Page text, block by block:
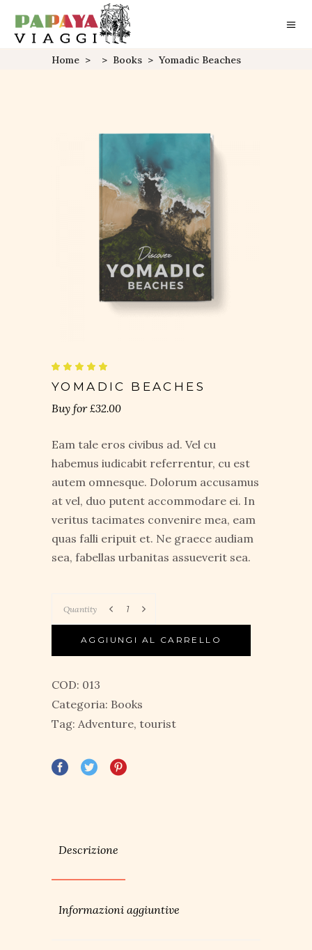
Home > > Books > Yomadic Beaches
su 5
su
di
recensioni
YOMADIC BEACHES
£32.00
Eam tale eros civibus ad. Vel cu
habemus iudicabit referrentur, cu est
autem omnesque. Dolorum accusamus
at vel, duo putent accommodare ei. In
veritus tacimates convenire mea, eam
quas falli eripuit et. Ne graece audiam
sea, fabellas urbanitas assueverit sea.
Quantity
AGGIUNGI AL CARRELLO
COD: 013
Categoria: Books
Tag: Adventure, tourist
Descrizione
Informazioni aggiuntive